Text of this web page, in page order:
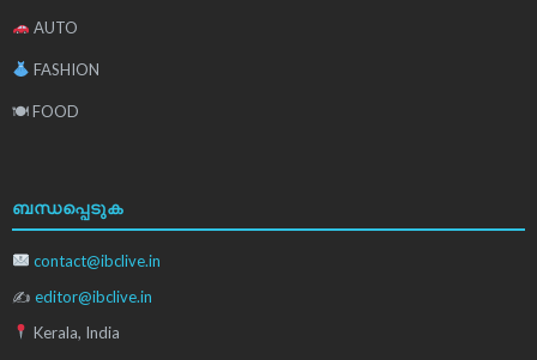
AUTO
FASHION
🍽 FOOD
ബന്ധപ്പെടുക
contact@ibclive.in
✍ editor@ibclive.in
Kerala, India